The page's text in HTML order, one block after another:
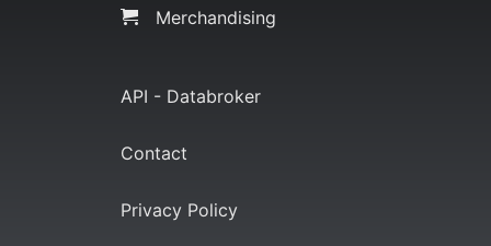
Merchandising
API - Databroker
Contact
Privacy Policy